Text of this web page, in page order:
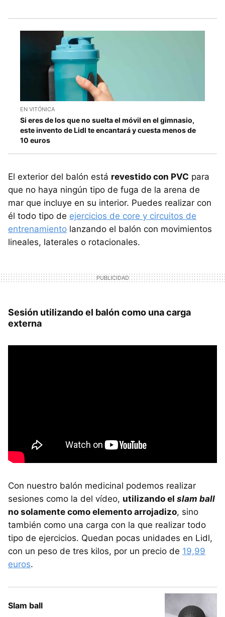
EN VITÓNICA
Si eres de los que no suelta el móvil en el gimnasio,
este invento de Lidl te encantará y cuesta menos de
10 euros
El exterior del balón está revestido con PVC para
que no haya ningún tipo de fuga de la arena de
mar que incluye en su interior. Puedes realizar con
él todo tipo de ejercicios de core y circuitos de
entrenamiento lanzando el balón con movimientos
lineales, laterales o rotacionales.
Sesión utilizando el balón como una carga
externa
Con nuestro balón medicinal podemos realizar
sesiones como la del vídeo, utilizando el slam ball
no solamente como elemento arrojadizo, sino
también como una carga con la que realizar todo
tipo de ejercicios. Quedan pocas unidades en Lidl,
con un peso de tres kilos, por un precio de 19,99
euros.
Slam ball